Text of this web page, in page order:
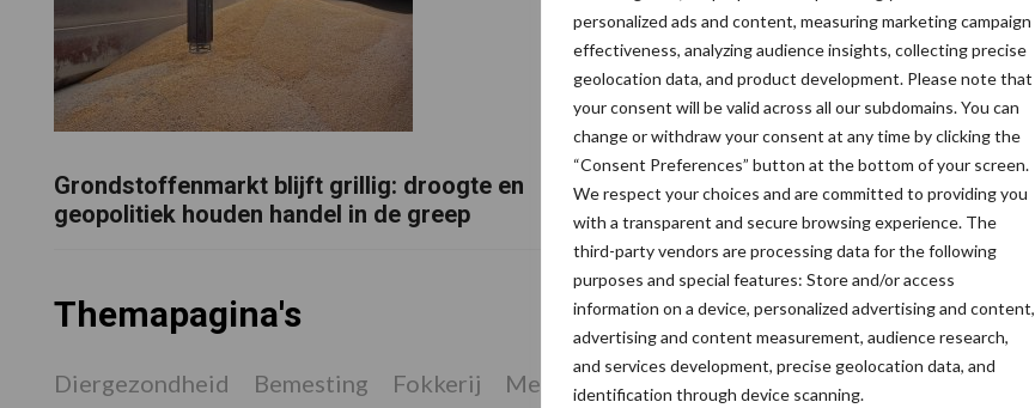
personalized ads and content, measuring marketing campaign
effectiveness, analyzing audience insights, collecting precise
geolocation data, and product development. Please note that
your consent will be valid across all our subdomains. You can
change or withdraw your consent at any time by clicking the
“Consent Preferences” button at the bottom of your screen.
We respect your choices and are committed to providing you
with a transparent and secure browsing experience. The
third-party vendors are processing data for the following
purposes and special features: Store and/or access
information on a device, personalized advertising and content,
advertising and content measurement, audience research,
and services development, precise geolocation data, and
identification through device scanning.
Grondstoffenmarkt blijft grillig: droogte en
geopolitiek houden handel in de greep
De speenhuid: een vaak onderschatte
risicofactor voor mastitis
Themapagina's
Diergezondheid Bemesting Fokkerij Melkveebedrijf Veevoer Wet en regelgeving